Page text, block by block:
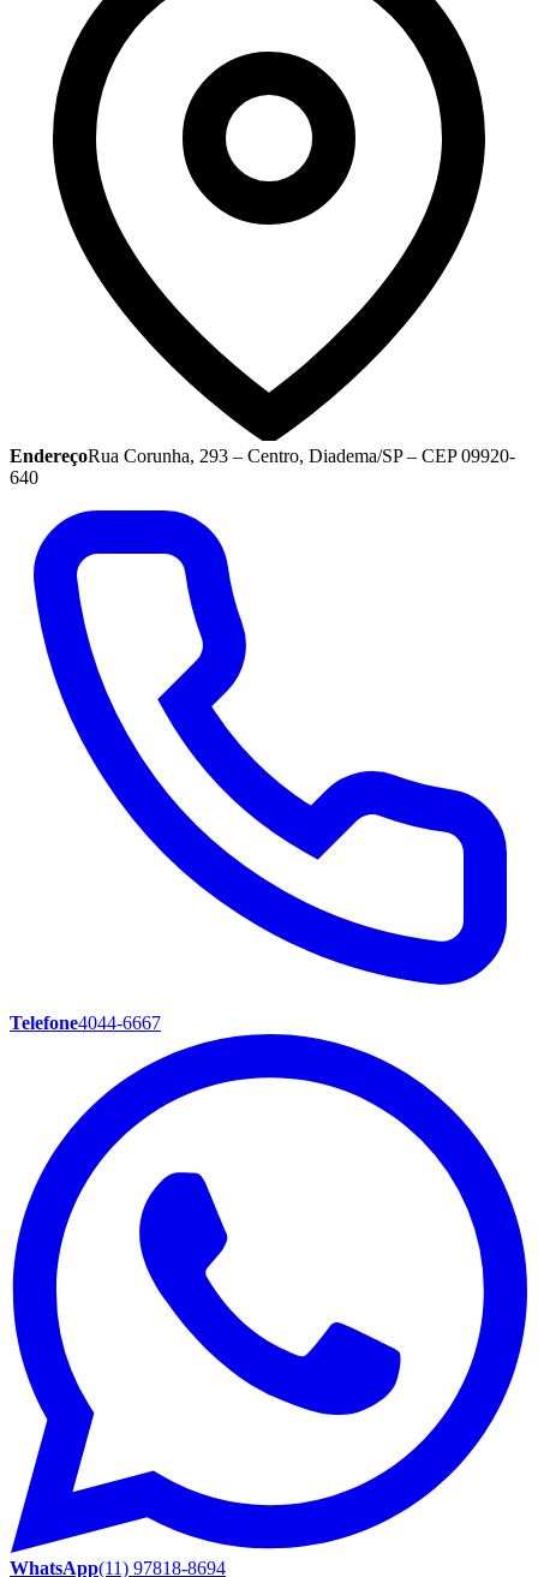
EndereçoRua Corunha, 293 – Centro, Diadema/SP – CEP 09920-
640
Telefone4044-6667
WhatsApp(11) 97818-8694